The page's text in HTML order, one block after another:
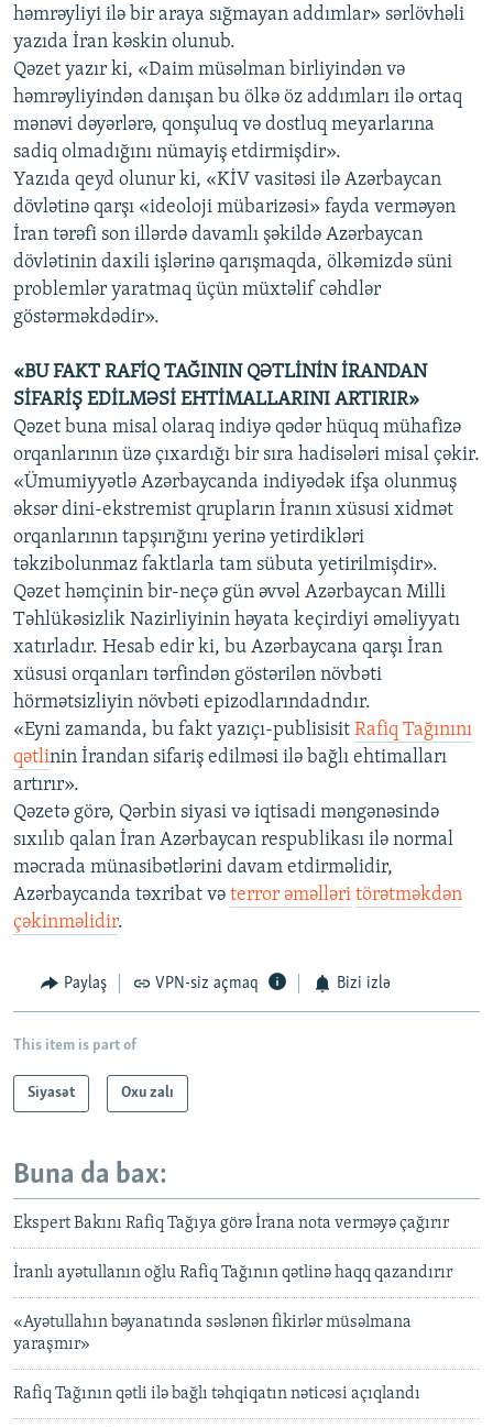
həmrəyliyi ilə bir araya sığmayan addımlar» sərlövhəli
yazıda İran kəskin olunub.
Qəzet yazır ki, «Daim müsəlman birliyindən və
həmrəyliyindən danışan bu ölkə öz addımları ilə ortaq
mənəvi dəyərlərə, qonşuluq və dostluq meyarlarına
sadiq olmadığını nümayiş etdirmişdir».
Yazıda qeyd olunur ki, «KİV vasitəsi ilə Azərbaycan
dövlətinə qarşı «ideoloji mübarizəsi» fayda verməyən
İran tərəfi son illərdə davamlı şəkildə Azərbaycan
dövlətinin daxili işlərinə qarışmaqda, ölkəmizdə süni
problemlər yaratmaq üçün müxtəlif cəhdlər
göstərməkdədir».
«BU FAKT RAFİQ TAĞININ QƏTLİNİN İRANDAN
SİFARİŞ EDİLMƏSİ EHTİMALLARINI ARTIRIR»
Qəzet buna misal olaraq indiyə qədər hüquq mühafizə
orqanlarının üzə çıxardığı bir sıra hadisələri misal çəkir.
«Ümumiyyətlə Azərbaycanda indiyədək ifşa olunmuş
əksər dini-ekstremist qrupların İranın xüsusi xidmət
orqanlarının tapşırığını yerinə yetirdikləri
təkzibolunmaz faktlarla tam sübuta yetirilmişdir».
Qəzet həmçinin bir-neçə gün əvvəl Azərbaycan Milli
Təhlükəsizlik Nazirliyinin həyata keçirdiyi əməliyyatı
xatırladır. Hesab edir ki, bu Azərbaycana qarşı İran
xüsusi orqanları tərfindən göstərilən növbəti
hörmətsizliyin növbəti epizodlarındadndır.
«Eyni zamanda, bu fakt yazıçı-publisisit Rafiq Tağınını
qətlinin İrandan sifariş edilməsi ilə bağlı ehtimalları
artırır».
Qəzetə görə, Qərbin siyasi və iqtisadi məngənəsində
sıxılıb qalan İran Azərbaycan respublikası ilə normal
məcrada münasibətlərini davam etdirməlidir,
Azərbaycanda təxribat və terror əməlləri törətməkdən
çəkinməlidir.
Paylaş VPN-siz açmaq Bizi izlə
This item is part of
Siyasət Oxu zalı
Buna da bax:
Ekspert Bakını Rafiq Tağıya görə İrana nota verməyə çağırır
İranlı ayətullanın oğlu Rafiq Tağının qətlinə haqq qazandırır
«Ayətullahın bəyanatında səslənən fikirlər müsəlmana
yaraşmır»
Rafiq Tağının qətli ilə bağlı təhqiqatın nəticəsi açıqlandı